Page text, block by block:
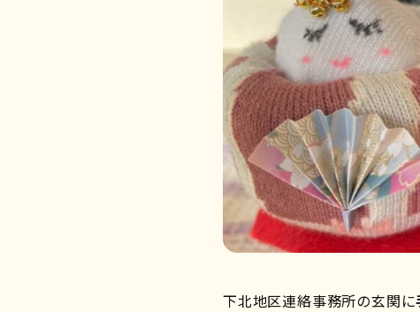
下北地区連絡事務所の玄関に